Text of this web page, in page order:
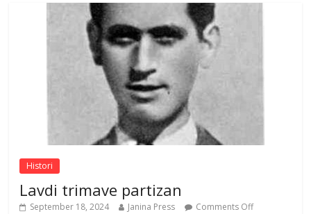
Çlirimtari Mentor Mushkolaj nderohet
me mirenjohje nga Xhevdet Qeriqi Dega
e invalidëve në Fushë Kosovë
August 4, 2026 Comments Off
Sulm , pse të dua ty
August 8, 2026 Comments Off
Histori
Lavdi trimave partizan
September 18, 2024 Janina Press Comments Off